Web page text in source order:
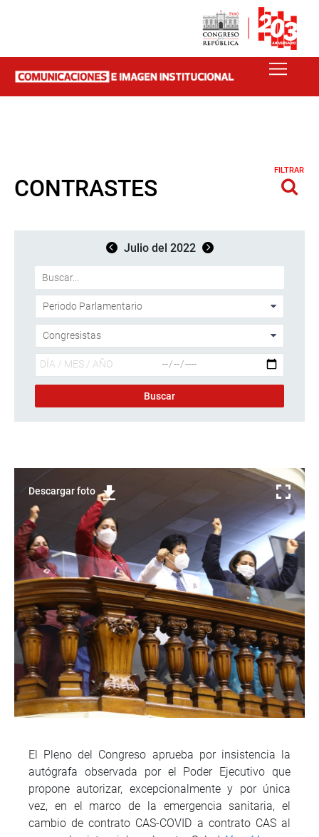
CONTRASTES
FILTRAR
Julio del 2022
Descargar foto
El Pleno del Congreso aprueba por insistencia la
autógrafa observada por el Poder Ejecutivo que
propone autorizar, excepcionalmente y por única
vez, en el marco de la emergencia sanitaria, el
cambio de contrato CAS-COVID a contrato CAS al